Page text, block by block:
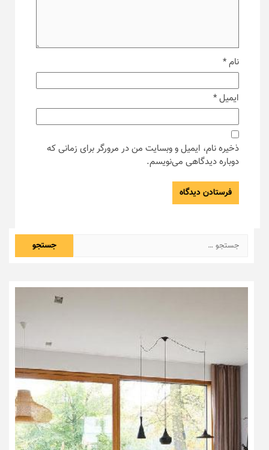
نام*
ایمیل*
ذخیره نام، ایمیل و وبسایت من در مرورگر برای زمانی که
دوباره دیدگاهی می‌نویسم.
جستجو
برای: